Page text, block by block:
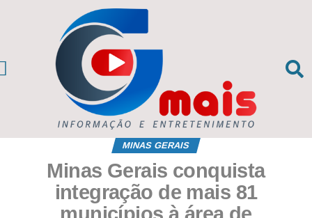
MINAS GERAIS
Minas Gerais conquista
integração de mais 81